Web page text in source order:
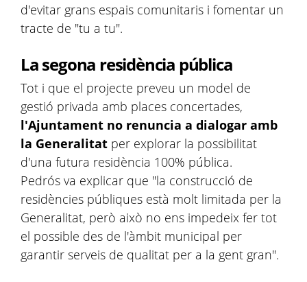
d'evitar grans espais comunitaris i fomentar un
tracte de "tu a tu".
La segona residència pública
Tot i que el projecte preveu un model de
gestió privada amb places concertades,
l'Ajuntament no renuncia a dialogar amb
la Generalitat per explorar la possibilitat
d'una futura residència 100% pública.
Pedrós va explicar que "la construcció de
residències públiques està molt limitada per la
Generalitat, però això no ens impedeix fer tot
el possible des de l'àmbit municipal per
garantir serveis de qualitat per a la gent gran".